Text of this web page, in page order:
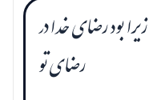
زیرا بود رضای خدا در
رضای تو